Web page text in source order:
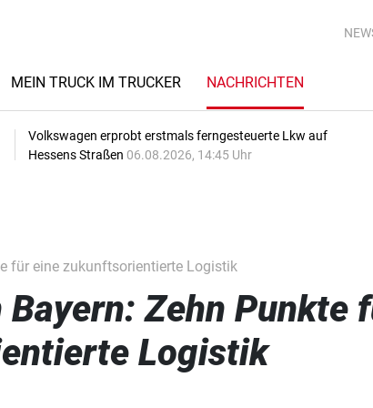
MEIN TRUCK IM TRUCKER NACHRICHTEN
Volkswagen erprobt erstmals ferngesteuerte Lkw auf
Hessens Straßen 06.08.2026, 14:45 Uhr
für eine zukunftsorientierte Logistik
Zehn Punkte
Logistik